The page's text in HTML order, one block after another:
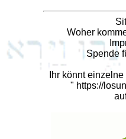
Woher
Spende
Ihr könnt
" https://